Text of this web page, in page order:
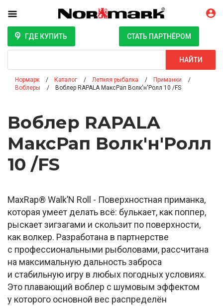
ГДЕ КУПИТЬ СТАТЬ ПАРТНЁРОМ
НАЙТИ
Нормарк Каталог Летняя рыбалка
Приманки
Воблеры
Воблер RAPALA МаксРап Волк'н'Ролл 10 /FS
Воблер RAPALA
МаксРап Волк'н'Ролл
10 /FS
MaxRap® Walk’N Roll - Поверхностная приманка,
которая умеет делать всё: булькает, как поппер,
рыскает зигзагами и скользит по поверхности,
как волкер. Разработана в партнерстве
с профессиональными рыболовами, рассчитана
на максимальную дальность заброса
и стабильную игру в любых погодных условиях.
Это плавающий воблер с шумовым эффектом
у которого основной вес распределён